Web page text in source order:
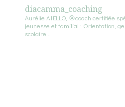
diacamma_coaching
Aurélie AIELLO, 🎯coach certifiée
jeunesse et familial : Orientation,
scolaire...